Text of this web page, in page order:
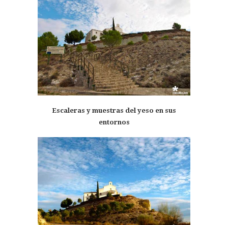
Escaleras y muestras del yeso en sus
entornos